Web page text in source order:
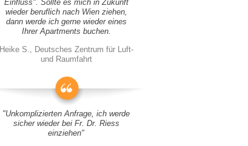
Einfluss". Sollte es mich in Zukunft
wieder beruflich nach Wien ziehen,
dann werde ich gerne wieder eines
Ihrer Apartments buchen.
Heike S., Deutsches Zentrum für Luft-
und Raumfahrt
"Unkomplizierten Anfrage, ich werde
sicher wieder bei Fr. Dr. Riess
einziehen"